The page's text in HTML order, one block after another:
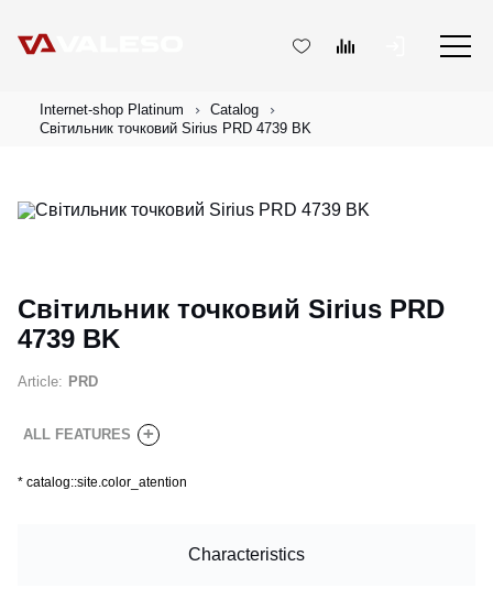
Internet-shop Platinum
Catalog
Світильник точковий Sirius PRD 4739 BK
Світильник точковий Sirius PRD
4739 BK
Article: PRD
ALL FEATURES +
* catalog::site.color_atention
Characteristics